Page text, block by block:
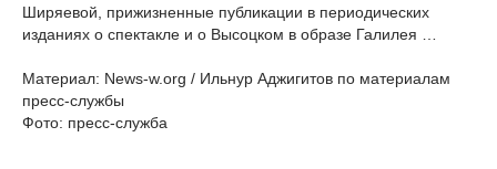
Ширяевой, прижизненные публикации в периодических
изданиях о спектакле и о Высоцком в образе Галилея …
Материал: News-w.org / Ильнур Аджигитов по материалам
пресс-службы
Фото: пресс-служба